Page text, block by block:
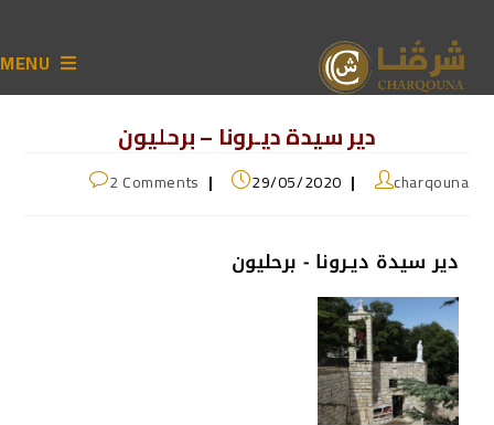
MENU
دير سيدة ديـرونا – برحليون
charqouna
29/05/2020
2 Comments
دير سيدة ديـرونا - برحليون